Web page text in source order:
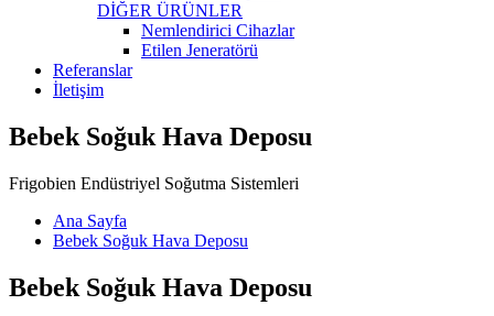
DİĞER ÜRÜNLER
Nemlendirici Cihazlar
Etilen Jeneratörü
Referanslar
İletişim
Bebek Soğuk Hava Deposu
Frigobien Endüstriyel Soğutma Sistemleri
Ana Sayfa
Bebek Soğuk Hava Deposu
Bebek Soğuk Hava Deposu